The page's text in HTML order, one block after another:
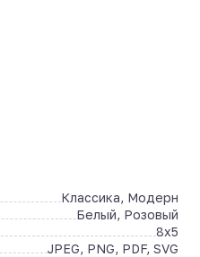
Классика, Модерн
Белый, Розовый
8x5
JPEG, PNG, PDF, SVG